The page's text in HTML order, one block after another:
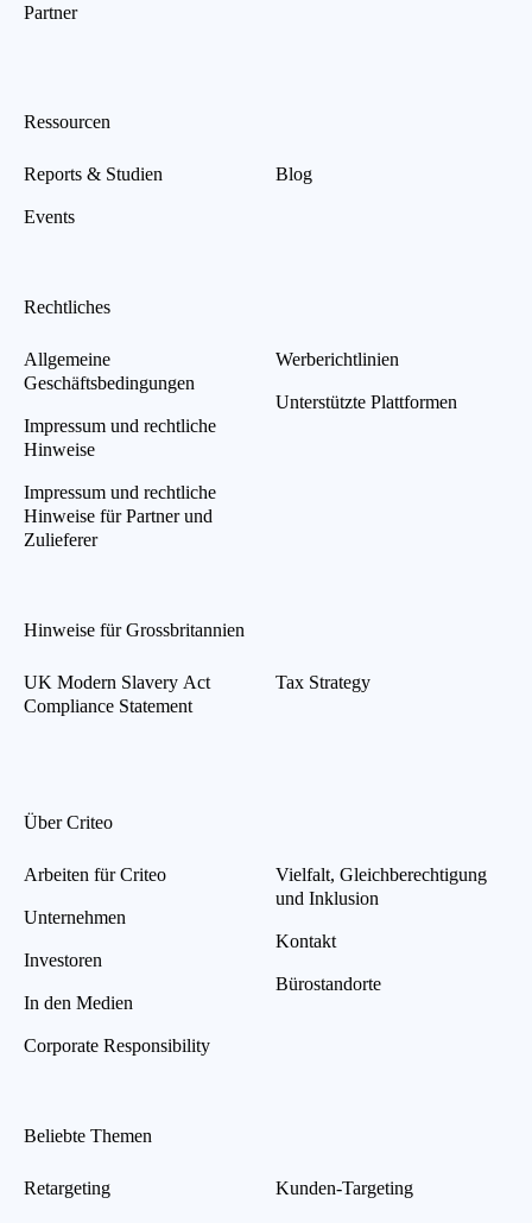
Partner
Ressourcen
Reports & Studien
Events
Blog
Rechtliches
Allgemeine
Geschäftsbedingungen
Impressum und rechtliche
Hinweise
Impressum und rechtliche
Hinweise für Partner und
Zulieferer
Werberichtlinien
Unterstützte Plattformen
Hinweise für Grossbritannien
UK Modern Slavery Act
Compliance Statement
Tax Strategy
Über Criteo
Arbeiten für Criteo
Unternehmen
Investoren
In den Medien
Corporate Responsibility
Vielfalt, Gleichberechtigung
und Inklusion
Kontakt
Bürostandorte
Beliebte Themen
Retargeting Kunden-Targeting